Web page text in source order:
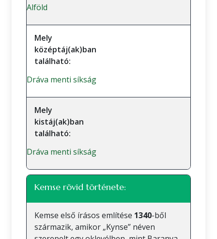
Alföld
Mely
középtáj(ak)ban
található:
Dráva menti síkság
Mely
kistáj(ak)ban
található:
Dráva menti síkság
Kemse rövid története:
Kemse első írásos említése 1340-ből
származik, amikor „Kynse” néven